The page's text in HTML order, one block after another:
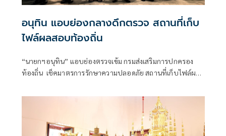
อนุทิน แอบย่องกลางดึกตรวจ สถานที่เก็บ
ไฟล์ผลสอบท้องถิ่น
“นายกฯอนุทิน” แอบย่องตรวจเข้ม กรมส่งเสริมการปกครอง
ท้องถิ่น เช็คมาตรการรักษาความปลอดภัย สถานที่เก็บไฟล์ผล